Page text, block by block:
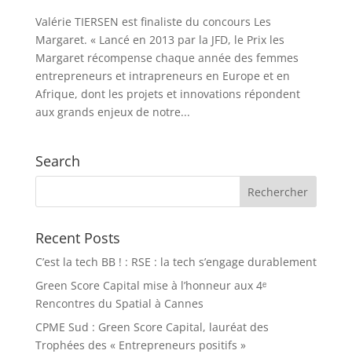
Valérie TIERSEN est finaliste du concours Les
Margaret. « Lancé en 2013 par la JFD, le Prix les
Margaret récompense chaque année des femmes
entrepreneurs et intrapreneurs en Europe et en
Afrique, dont les projets et innovations répondent
aux grands enjeux de notre...
Search
Recent Posts
C’est la tech BB ! : RSE : la tech s’engage durablement
Green Score Capital mise à l’honneur aux 4ᵉ
Rencontres du Spatial à Cannes
CPME Sud : Green Score Capital, lauréat des
Trophées des « Entrepreneurs positifs »